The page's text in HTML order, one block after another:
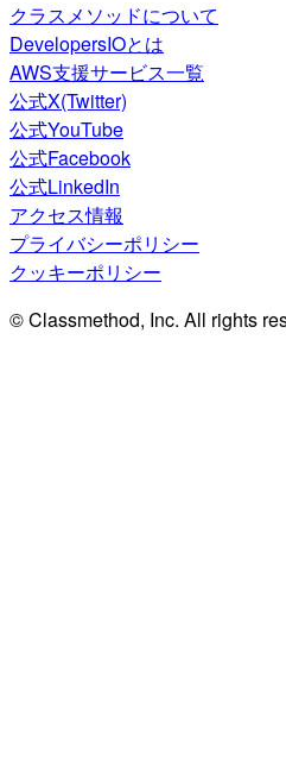
クラスメソッドについて
DevelopersIOとは
AWS支援サービス一覧
公式X(Twitter)
公式YouTube
公式Facebook
公式LinkedIn
アクセス情報
プライバシーポリシー
クッキーポリシー
© Classmethod, Inc. All rights